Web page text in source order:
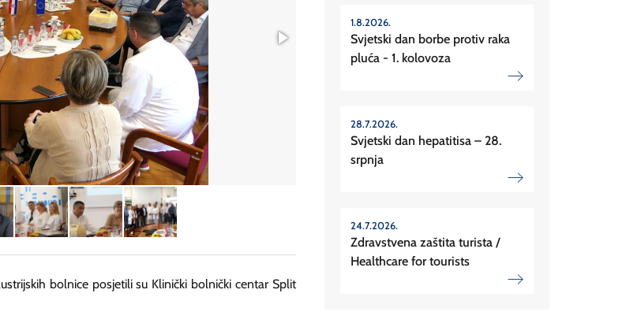
bolnice posjetili su Klinički bolnički centar Split
1.8.2026.
Svjetski dan borbe protiv raka
pluća - 1. kolovoza
28.7.2026.
Svjetski dan hepatitisa – 28.
srpnja
24.7.2026.
Zdravstvena zaštita turista /
Healthcare for tourists